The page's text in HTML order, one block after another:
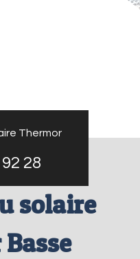
Thermor
28
solaire